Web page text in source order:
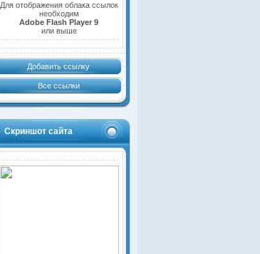
Для отображения облака ссылок
необходим
Adobe Flash Player 9
или выше
Добавить ссылку
Все ссылки
Скриншот сайта